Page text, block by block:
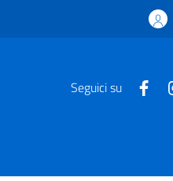
Seguici su